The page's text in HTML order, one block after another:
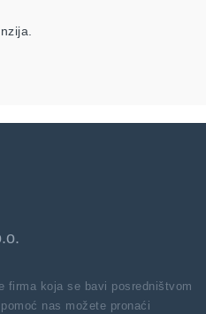
firma koja se bavi posredništvom
nas možete pronaći